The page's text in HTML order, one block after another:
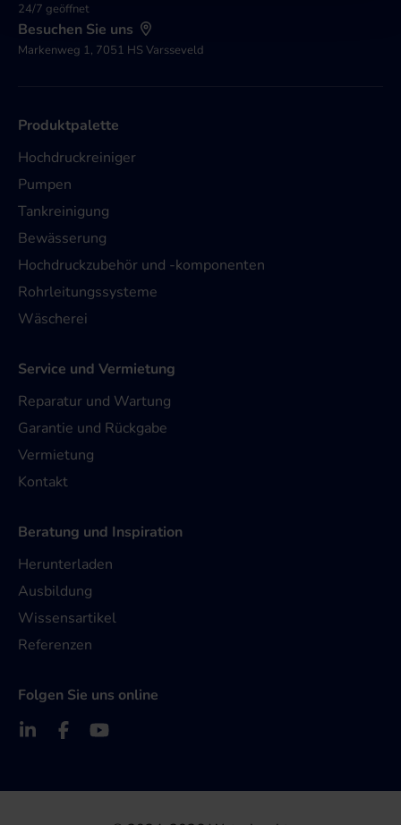
24/7 geöffnet
Besuchen Sie uns
Markenweg 1, 7051 HS Varsseveld
Produktpalette
Hochdruckreiniger
Pumpen
Tankreinigung
Bewässerung
Hochdruckzubehör und -komponenten
Rohrleitungssysteme
Wäscherei
Service und Vermietung
Reparatur und Wartung
Garantie und Rückgabe
Vermietung
Kontakt
Beratung und Inspiration
Herunterladen
Ausbildung
Wissensartikel
Referenzen
Folgen Sie uns online